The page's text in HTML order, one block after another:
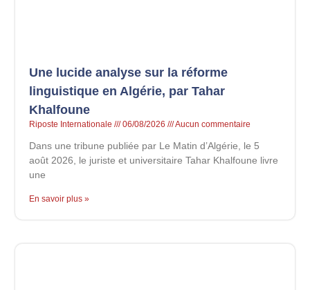
Une lucide analyse sur la réforme
linguistique en Algérie, par Tahar
Khalfoune
Riposte Internationale 06/08/2026 Aucun commentaire
Dans une tribune publiée par Le Matin d’Algérie, le 5
août 2026, le juriste et universitaire Tahar Khalfoune livre
une
En savoir plus »